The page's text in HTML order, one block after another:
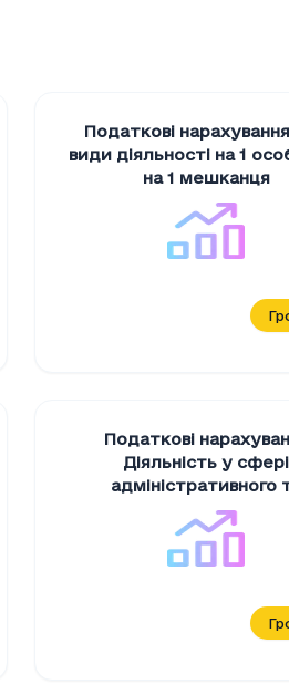
Податкові
види дiяльностi на 1
на 1 мешканця
Податкові
Дiяльнiсть у сферi
адмiнiстративного
допомiжного
грн на 1